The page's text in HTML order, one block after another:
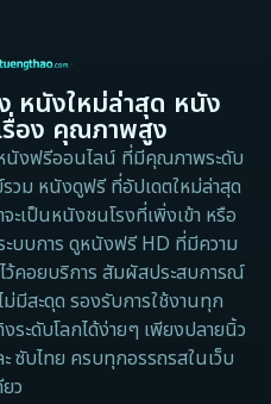
หนังใหม่ล่าสุด หนัง
รื่อง คุณภาพสูง
นังฟรีออนไลน์ ที่มีคุณภาพระดับ
วม หนังดูฟรี ที่อัปเดตใหม่ล่าสุด
เป็นหนังชนโรงที่เพิ่งเข้า หรือ
ะบบการ ดูหนังฟรี HD ที่มีความ
ว้คอยบริการ สัมผัสประสบการณ์
มีสะดุด รองรับการใช้งานทุก
ะดับโลกได้ง่ายๆ เพียงปลายนิ้ว
ซับไทย ครบทุกอรรถรสในเว็บ
ว